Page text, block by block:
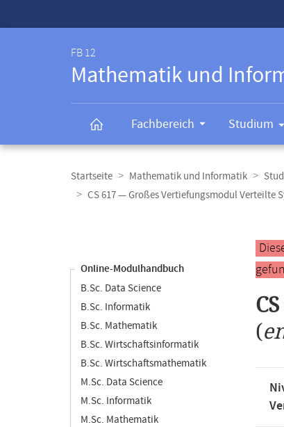
FB 12
Mathematik und
Fachbereich Studium
Navigation
Startseite Mathematik und Informatik
CS 617 — Großes Vertiefungsmodul Verteilte
Online-Modulhandbuch
B.Sc. Data Science
B.Sc. Informatik
B.Sc. Mathematik
B.Sc. Wirtschaftsinformatik
B.Sc. Wirtschaftsmathematik
M.Sc. Data Science
M.Sc. Informatik
M.Sc. Mathematik
(